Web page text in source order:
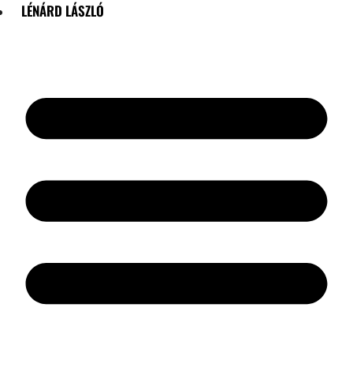
LÉNÁRD LÁSZLÓ